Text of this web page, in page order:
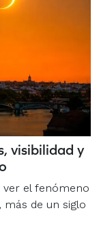
visibilidad y
ver el fenómeno
más de un siglo